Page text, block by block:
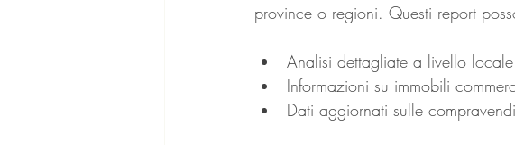
province o regioni. Questi report
Analisi dettagliate a livello locale
Informazioni su immobili
Dati aggiornati sulle